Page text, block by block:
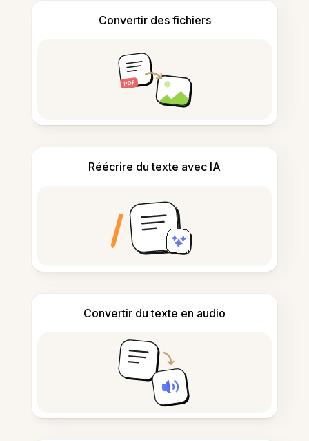
Convertir des fichiers
Réécrire du texte avec IA
Convertir du texte en audio